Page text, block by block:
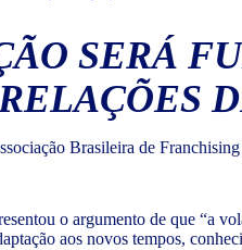
SERÁ
Brasileira de
o argumento de que “a
aos novos tempos,